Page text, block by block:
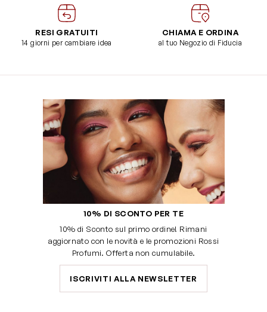
RESI GRATUITI
14 giorni per cambiare idea
CHIAMA E ORDINA
al tuo Negozio di Fiducia
10% DI SCONTO PER TE
10% di Sconto sul primo ordine! Rimani
aggiornato con le novità e le promozioni Rossi
Profumi. Offerta non cumulabile.
ISCRIVITI ALLA NEWSLETTER